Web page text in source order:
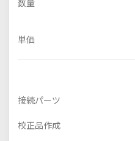
数量
単価
接続パーツ
校正品作成